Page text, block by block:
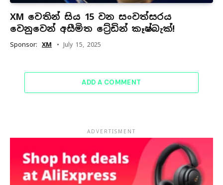
XM වෙතින් සිය 15 වන සංවත්සරය
වෙනුවෙන් අසීමිත ට්‍රේඩින් කෑෂ්බැක්!
Sponsor: XM July 15, 2025
ADD A COMMENT
ADVERTISMENT